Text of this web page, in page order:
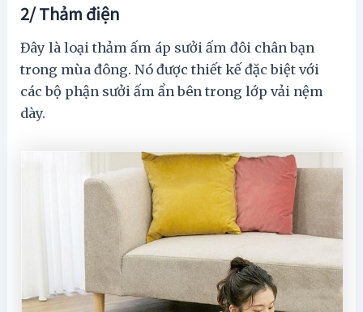
2/ Thảm điện
Đây là loại thảm ấm áp sưởi ấm đôi chân bạn
trong mùa đông. Nó được thiết kế đặc biệt với
các bộ phận sưởi ấm ẩn bên trong lớp vải nệm
dày.